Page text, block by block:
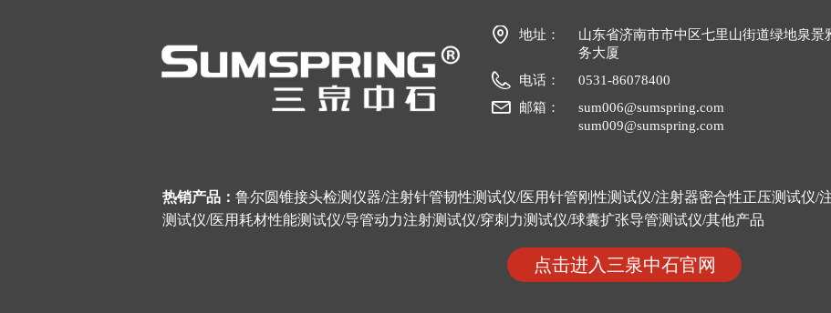
地址：
山东省济南市市中区七里山街道绿地泉景
务大厦
电话：
0531-86078400
邮箱：
sum006@sumspring.com
sum009@sumspring.com
热销产品： 鲁尔圆锥接头检测仪器/注射针管韧性测试仪/医用针管刚性测试仪/注射器密合性正压测试仪/
测试仪/医用耗材性能测试仪/导管动力注射测试仪/穿刺力测试仪/球囊扩张导管测试仪/其他产品
>>>点击进入三泉中石官网
点击进入三泉中石官网